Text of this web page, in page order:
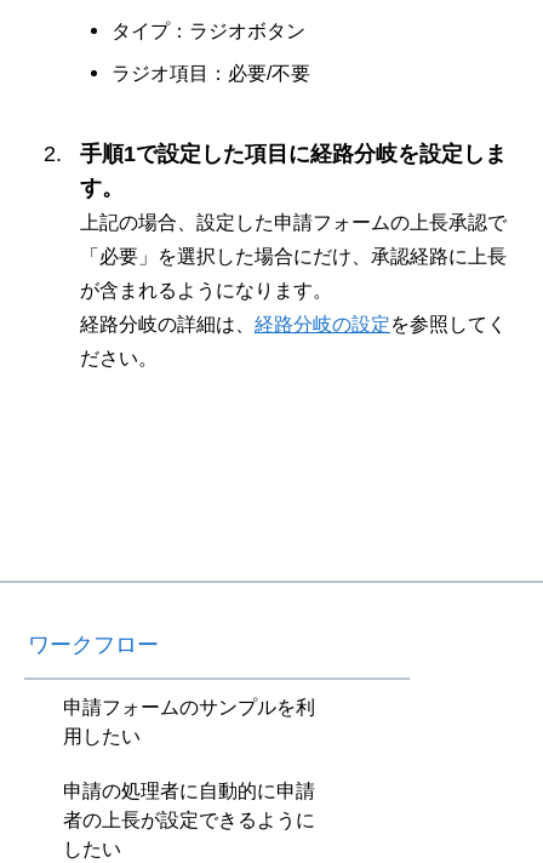
タイプ：ラジオボタン
ラジオ項目：必要/不要
手順1で設定した項目に経路分岐を設定しま
す。
上記の場合、設定した申請フォームの上長承認で
「必要」を選択した場合にだけ、承認経路に上長
が含まれるようになります。
経路分岐の詳細は、 経路分岐の設定を参照してく
ださい。
ワークフロー
申請フォームのサンプルを利
用したい
申請の処理者に自動的に申請
者の上長が設定できるように
したい